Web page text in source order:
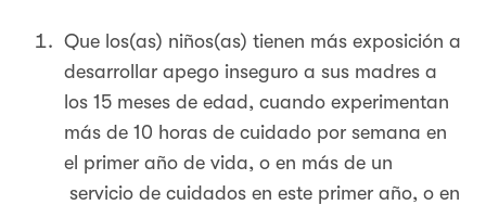
Que los(as) niños(as) tienen más exposición a
desarrollar apego inseguro a sus madres a
los 15 meses de edad, cuando experimentan
más de 10 horas de cuidado por semana en
el primer año de vida, o en más de un
servicio de cuidados en este primer año, o en